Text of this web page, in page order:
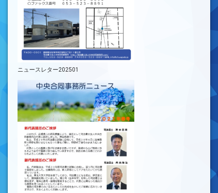
ニュースレター202501